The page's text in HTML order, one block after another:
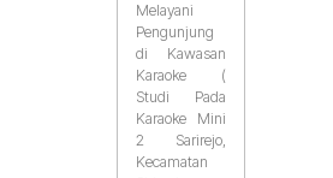
Melayani
Pengunjung
di Kawasan
Karaoke (
Studi Pada
Karaoke Mini
2 Sarirejo,
Kecamatan